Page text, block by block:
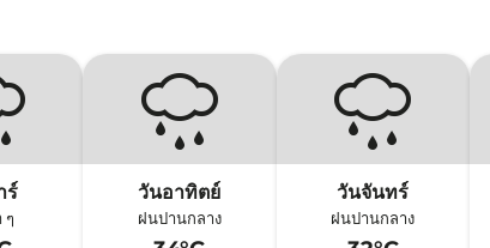
ร์
ๆ
วันอาทิตย์
ฝนปานกลาง
วันจันทร์
ฝนปานกลาง